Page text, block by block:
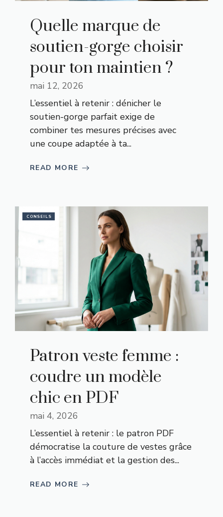
Quelle marque de
soutien-gorge choisir
pour ton maintien ?
mai 12, 2026
L’essentiel à retenir : dénicher le
soutien-gorge parfait exige de
combiner tes mesures précises avec
une coupe adaptée à ta...
READ MORE
CONSEILS
Patron veste femme :
coudre un modèle
chic en PDF
mai 4, 2026
L’essentiel à retenir : le patron PDF
démocratise la couture de vestes grâce
à l’accès immédiat et la gestion des...
READ MORE